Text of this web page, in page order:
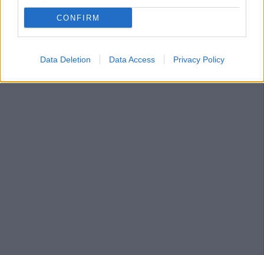
CONFIRM
Data Deletion Data Access Privacy Policy